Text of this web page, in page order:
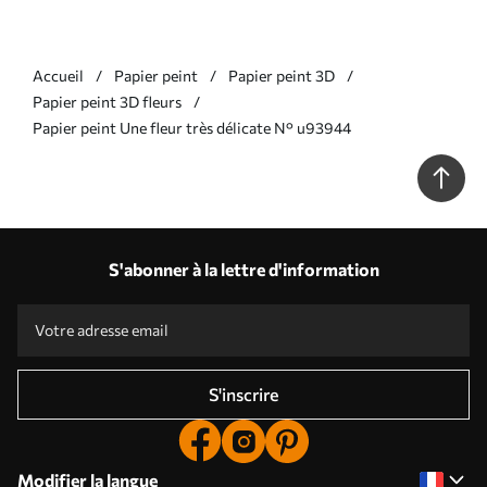
Accueil Papier peint
Papier peint 3D
Papier peint 3D fleurs
Papier peint Une fleur très délicate N° u93944
S'abonner à la lettre d'information
S'inscrire
Modifier la langue